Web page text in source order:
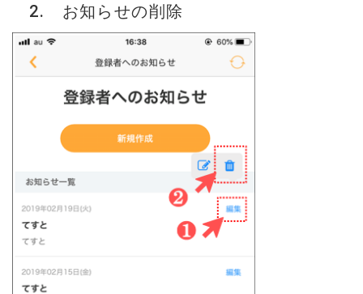
2. お知らせの削除